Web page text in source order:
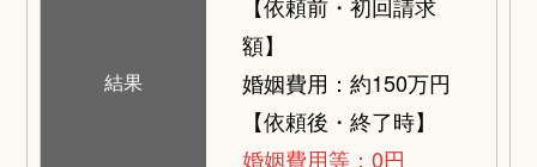
結果
額】
婚姻費用：約150万円
【依頼後・終了時】
婚姻費用等：0円